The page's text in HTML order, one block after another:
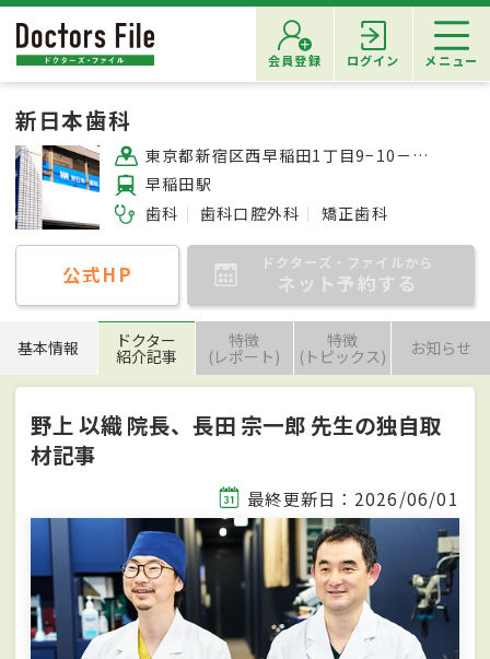
会員登録 ログイン メニュー
新日本歯科
東京都新宿区西早稲田1丁目9−10－2階
早稲田駅
歯科
歯科口腔外科 矯正歯科
公式HP ドクターズ・ファイルから
ネット予約する
基本情報 ドクター
紹介記事
特徴
(レポート)
特徴
(トピックス) お知らせ
野上 以織 院長、長田 宗一郎 先生の独自取
材記事
最終更新日：2026/06/01